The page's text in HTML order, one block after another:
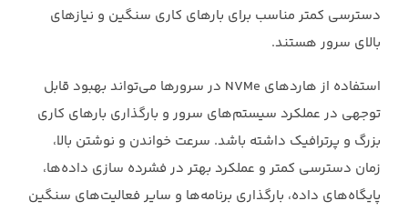
دسترسی کمتر مناسب برای بارهای ‏کاری سنگین و نیازهای
بالای سرور هستند.‏
استفاده از هاردهای ‏NVMe‏ در سرورها می‌تواند بهبود قابل
توجهی در عملکرد سیستم‌های سرور و ‏بارگذاری بارهای کاری
بزرگ و پرترافیک داشته باشد. سرعت خواندن و نوشتن بالا،
زمان دسترسی کمتر و ‏عملکرد بهتر در فشرده سازی داده‌ها،
پایگاه‌های داده، بارگذاری برنامه‌ها و سایر فعالیت‌های سنگین